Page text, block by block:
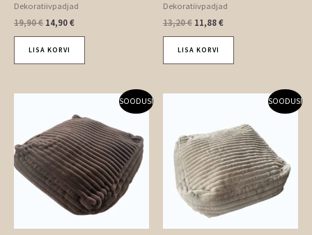
Dekoratiivpadjad
19,90€ 14,90€
LISA KORVI
Dekoratiivpadjad
13,20€ 11,88€
LISA KORVI
SOODUS!
oli:
131,20 €.
Praegune
on:
118,08 €.
SOODUS!
131,20 €.
Praegune
on:
118,08 €.